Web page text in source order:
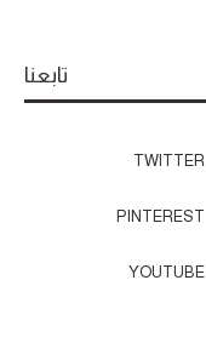
تابعنا
TWITTER
PINTEREST
YOUTUBE